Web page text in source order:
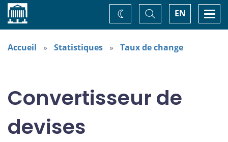
Accueil EN
Basculer
la
recherche
Changez
de
thème
Accueil Statistiques Taux de change
Convertisseur de
devises